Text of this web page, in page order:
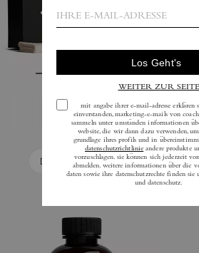
40 €
In Den Warenkorb